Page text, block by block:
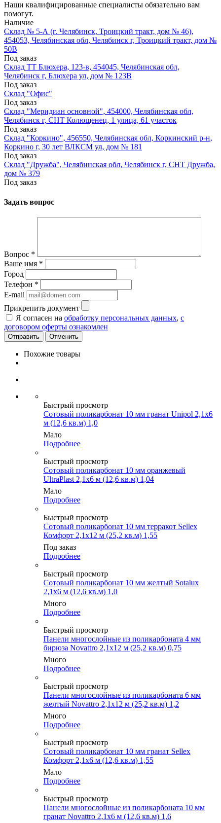
Наши квалифицированные специалисты обязательно вам
помогут.
Наличие
Склад № 5-А (г. Челябинск, Троицкий тракт, дом № 46),
454053, Челябинская обл, Челябинск г, Троицкий тракт, дом №
50В
Под заказ
Склад ТТ Блюхера, 123-в, 454045, Челябинская обл,
Челябинск г, Блюхера ул, дом № 123В
Под заказ
Склад "Офис"
Под заказ
Склад "Меридиан основной", 454000, Челябинская обл,
Челябинск г, СНТ Колющенец, 1 улица, 61 участок
Под заказ
Склад "Коркино", 456550, Челябинская обл, Коркинский р-н,
Коркино г, 30 лет ВЛКСМ ул, дом № 181
Под заказ
Склад "Дружба", Челябинская обл, Челябинск г, СНТ Дружба,
дом № 379
Под заказ
Задать вопрос
Вопрос *
Ваше имя *
Город
Телефон *
E-mail
Прикрепить документ
Я согласен на обработку персональных данных, с
договором оферты ознакомлен
Отменить
Похожие товары
Быстрый просмотр
Сотовый поликарбонат 10 мм гранат Unipol 2,1х6
м (12,6 кв.м) 1,0
Мало
Подробнее
Быстрый просмотр
Сотовый поликарбонат 10 мм оранжевый
UltraPlast 2,1х6 м (12,6 кв.м) 1,04
Мало
Подробнее
Быстрый просмотр
Сотовый поликарбонат 10 мм терракот Sellex
Комфорт 2,1х12 м (25,2 кв.м) 1,55
Под заказ
Подробнее
Быстрый просмотр
Сотовый поликарбонат 10 мм желтый Sotalux
2,1х6 м (12,6 кв.м) 1,0
Много
Подробнее
Быстрый просмотр
Панели многослойные из поликарбоната 4 мм
бирюза Novattro 2,1х12 м (25,2 кв.м) 0,75
Много
Подробнее
Быстрый просмотр
Панели многослойные из поликарбоната 6 мм
желтый Novattro 2,1х12 м (25,2 кв.м) 1,2
Много
Подробнее
Быстрый просмотр
Сотовый поликарбонат 10 мм гранат Sellex
Комфорт 2,1х6 м (12,6 кв.м) 1,55
Мало
Подробнее
Быстрый просмотр
Панели многослойные из поликарбоната 10 мм
гранат Novattro 2,1х6 м (12,6 кв.м) 1,6